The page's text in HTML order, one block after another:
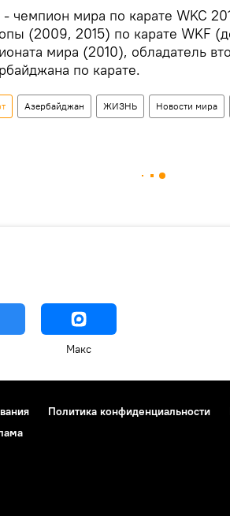
чемпион мира по карате WKC
(2009, 2015) по карате WKF
мира (2010), обладатель
по карате.
Азербайджан ЖИЗНЬ Новости мира
Макс
Политика конфиденциальности